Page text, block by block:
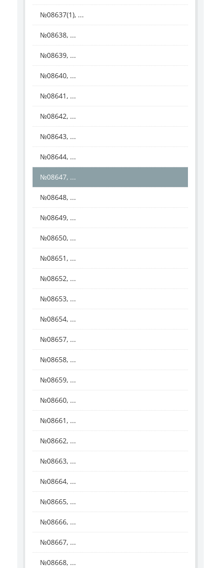
№08637(1), ...
№08638, ...
№08639, ...
№08640, ...
№08641, ...
№08642, ...
№08643, ...
№08644, ...
№08647, ...
№08648, ...
№08649, ...
№08650, ...
№08651, ...
№08652, ...
№08653, ...
№08654, ...
№08657, ...
№08658, ...
№08659, ...
№08660, ...
№08661, ...
№08662, ...
№08663, ...
№08664, ...
№08665, ...
№08666, ...
№08667, ...
№08668, ...